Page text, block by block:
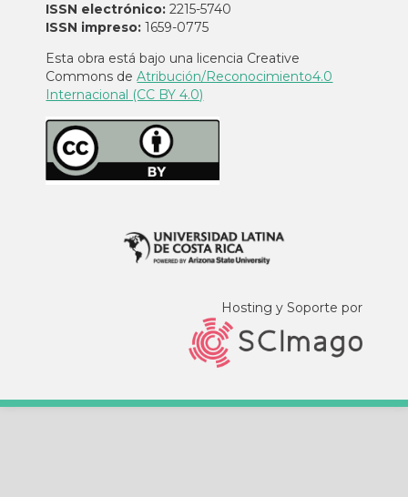
ISSN electrónico: 2215-5740
ISSN impreso: 1659-0775
Esta obra está bajo una licencia Creative
Commons deAtribución/Reconocimiento4.0
Internacional (CC BY 4.0)
Hosting y Soporte por